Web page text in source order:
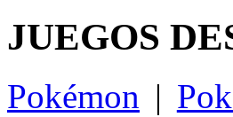
JUEGOS
Pokémon |